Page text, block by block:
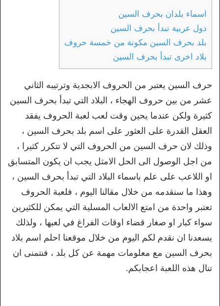
اسماء بلدان بحرف السين
دول عربية تبدأ بحرف السين
بلد بحرف السين مكونة من خمسة حروف
بلاد اخرى تبدأ بحرف السين
حرف السين يعتبر من الحروف الابجدية وترتيبه الثاني
عشر من بين حروف الهجاء ، البلاد التي تبدأ بحرف السين
كثيرة ولكن عندما يحين وقت لعب لعبة الحروف يفقد
العقل القدرة على العثور على اسم بلد بحرف السين ،
وذلك لان حرف السين من الحروف التي لا تتكرر كثيرا ،
من اجل الوصول الى الحل الامثل يجب ان يكون المتسابق
او اللاعب على علم باسماء البلاد التي تبدأ بحرف السين ،
وهذا ما سنقدمه من خلال مقالنا اليوم ، فلعبة الحروف
تعتبر واحدة من امتع الالعاب المسلية التي يمكن للكثيرين
سواء كبار او صغار قضاء اوقات الفراغ في لعبها ، ولذلك
يسعدنا ان نقدم لكم اليوم من خلال موقعنا احلم اسم بلاد
بحرف السين مع معلومات مهمة عن كل بلد ، فنتمنى ان
تنال هذه اللعبة اعجابكم.